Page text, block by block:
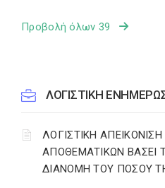
Προβολή όλων 39
ΛΟΓΙΣΤΙΚΗ
ΛΟΓΙΣΤΙΚΗ
ΑΠΟΘΕΜΑΤΙΚΩΝ ΒΑΣΕΙ
ΔΙΑΝΟΜΗ ΤΟΥ ΠΟΣΟΥ